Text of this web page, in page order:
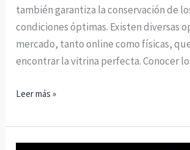
también garantiza la conservación de
condiciones óptimas. Existen diversas
mercado, tanto online como físicas,
encontrar la vitrina perfecta. Conocer
Leer más »